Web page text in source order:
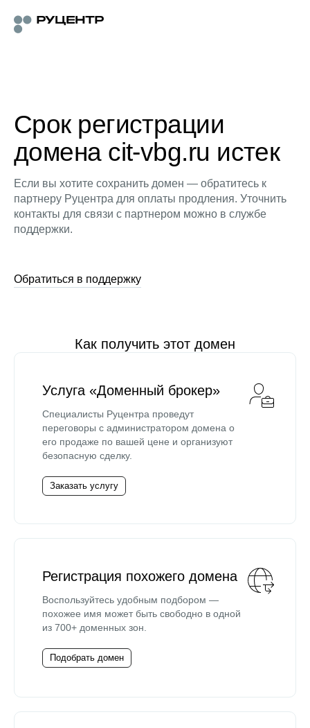
Срок регистрации
домена cit-vbg.ru истек
Если вы хотите сохранить домен — обратитесь к
партнеру Руцентра для оплаты продления. Уточнить
контакты для связи с партнером можно в службе
поддержки.
Обратиться в поддержку
Как получить этот домен
Услуга «Доменный брокер»
Специалисты Руцентра проведут
переговоры с администратором домена о
его продаже по вашей цене и организуют
безопасную сделку.
Заказать услугу
Регистрация похожего домена
Воспользуйтесь удобным подбором —
похожее имя может быть свободно в одной
из 700+ доменных зон.
Подобрать домен